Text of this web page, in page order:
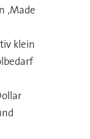
‚Made
klein